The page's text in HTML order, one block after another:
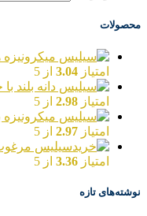
محصولات
امتیاز 3.04 از 5
امتیاز 2.98 از 5
امتیاز 2.97 از 5
امتیاز 3.36 از 5
نوشته‌های تازه